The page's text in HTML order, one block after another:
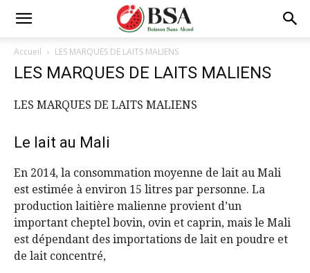
Accueil LES MARQUES DE LAITS MALIENS
LES MARQUES DE LAITS MALIENS
LES MARQUES DE LAITS MALIENS
Le lait au Mali
En 2014, la consommation moyenne de lait au Mali
est estimée à environ 15 litres par personne. La
production laitière malienne provient d’un
important cheptel bovin, ovin et caprin, mais le Mali
est dépendant des importations de lait en poudre et
de lait concentré,